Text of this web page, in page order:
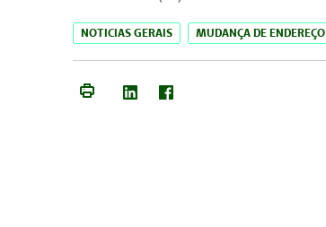
NOTICIAS GERAIS MUDANÇA DE ENDEREÇO